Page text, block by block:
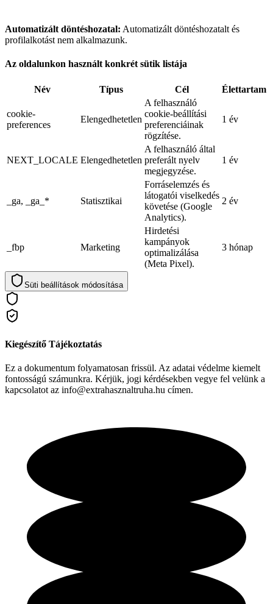
Automatizált döntéshozatal: Automatizált döntéshozatalt és
profilalkotást nem alkalmazunk.
Az oldalunkon használt konkrét sütik listája
Név Típus Cél Élettartam
cookie-
preferences
Elengedhetetlen
A felhasználó
cookie-beállítási
preferenciáinak
rögzítése.
1 év
NEXT_LOCALE Elengedhetetlen
A felhasználó által
preferált nyelv
megjegyzése.
1 év
_ga, _ga_* Statisztikai
Forráselemzés és
látogatói viselkedés
követése (Google
Analytics).
2 év
_fbp Marketing
Hirdetési
kampányok
optimalizálása
(Meta Pixel).
3 hónap
Süti beállítások módosítása
Kiegészítő Tájékoztatás
Ez a dokumentum folyamatosan frissül. Az adatai védelme kiemelt
fontosságú számunkra. Kérjük, jogi kérdésekben vegye fel velünk a
kapcsolatot az info@extrahasznaltruha.hu címen.